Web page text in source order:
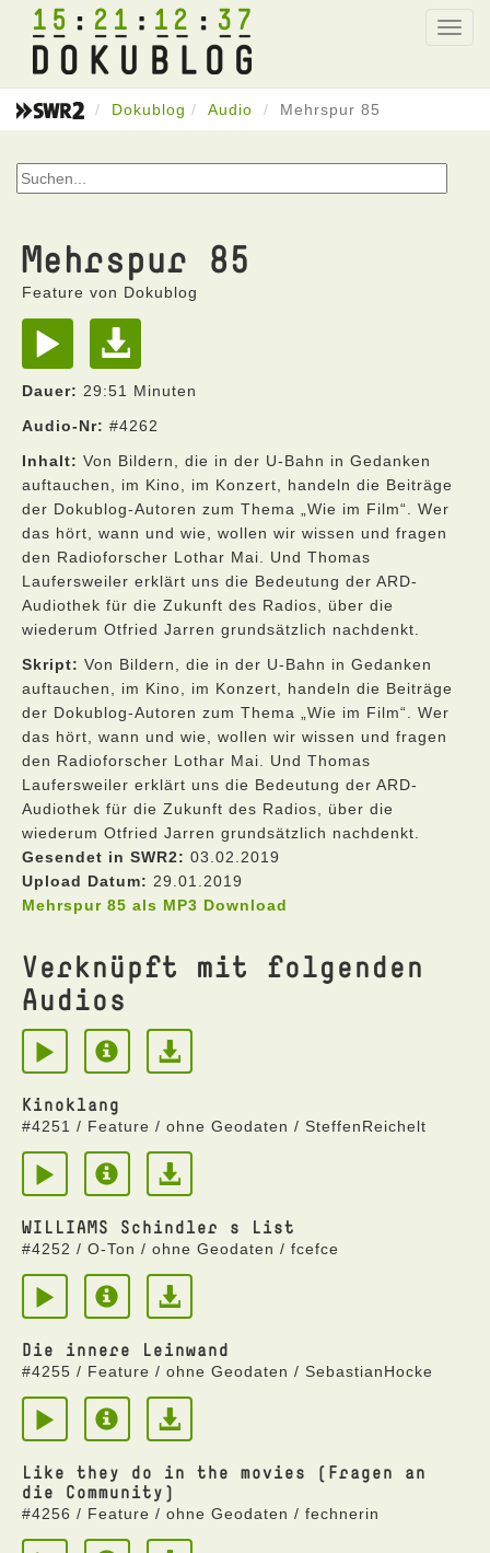
15 21 12 37
Dokublog Audio Mehrspur 85
Mehrspur 85
Feature von Dokublog
Dauer: 29:51 Minuten
Audio-Nr: #4262
Inhalt: Von Bildern, die in der U-Bahn in Gedanken
auftauchen, im Kino, im Konzert, handeln die Beiträge
der Dokublog-Autoren zum Thema „Wie im Film“. Wer
das hört, wann und wie, wollen wir wissen und fragen
den Radioforscher Lothar Mai. Und Thomas
Laufersweiler erklärt uns die Bedeutung der ARD-
Audiothek für die Zukunft des Radios, über die
wiederum Otfried Jarren grundsätzlich nachdenkt.
Skript: Von Bildern, die in der U-Bahn in Gedanken
auftauchen, im Kino, im Konzert, handeln die Beiträge
der Dokublog-Autoren zum Thema „Wie im Film“. Wer
das hört, wann und wie, wollen wir wissen und fragen
den Radioforscher Lothar Mai. Und Thomas
Laufersweiler erklärt uns die Bedeutung der ARD-
Audiothek für die Zukunft des Radios, über die
wiederum Otfried Jarren grundsätzlich nachdenkt.
Gesendet in SWR2: 03.02.2019
Upload Datum: 29.01.2019
Mehrspur 85 als MP3 Download
Verknüpft mit folgenden
Audios
Kinoklang
#4251 / Feature / ohne Geodaten / SteffenReichelt
WILLIAMS Schindler s List
#4252 / O-Ton / ohne Geodaten / fcefce
Die innere Leinwand
#4255 / Feature / ohne Geodaten / SebastianHocke
Like they do in the movies (Fragen an
die Community)
#4256 / Feature / ohne Geodaten / fechnerin